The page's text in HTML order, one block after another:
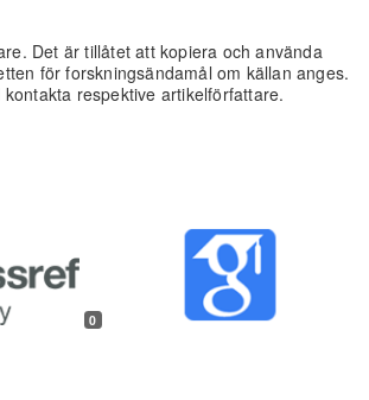
Det är tillåtet att kopiera och använda
för forskningsändamål om källan anges.
respektive artikelförfattare.
0